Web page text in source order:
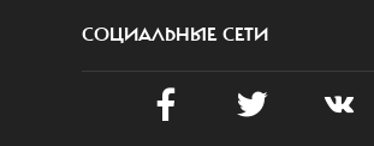
СОЦИАЛЬНЫЕ СЕТИ